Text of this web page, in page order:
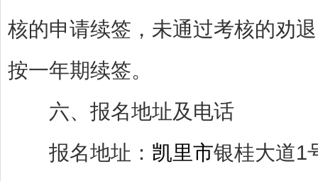
核的申请续签，未通过考核的劝
按一年期续签。
六、报名地址及电话
报名地址： 凯里市银桂大道1